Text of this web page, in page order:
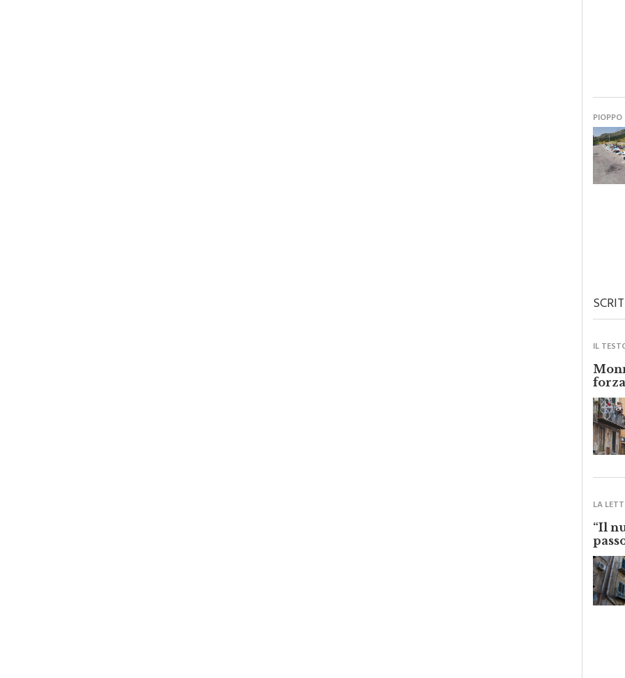
PIOPPO
IL
LA
“Il